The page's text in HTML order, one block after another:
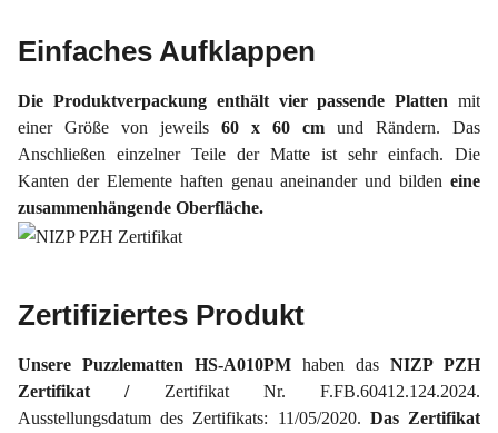
Einfaches Aufklappen
Die Produktverpackung enthält vier passende Platten mit
einer Größe von jeweils 60 x 60 cm und Rändern. Das
Anschließen einzelner Teile der Matte ist sehr einfach. Die
Kanten der Elemente haften genau aneinander und bilden eine
zusammenhängende Oberfläche.
Zertifiziertes Produkt
Unsere Puzzlematten HS-A010PM haben das NIZP PZH
Zertifikat / Zertifikat Nr. F.FB.60412.124.2024.
Ausstellungsdatum des Zertifikats: 11/05/2020. Das Zertifikat